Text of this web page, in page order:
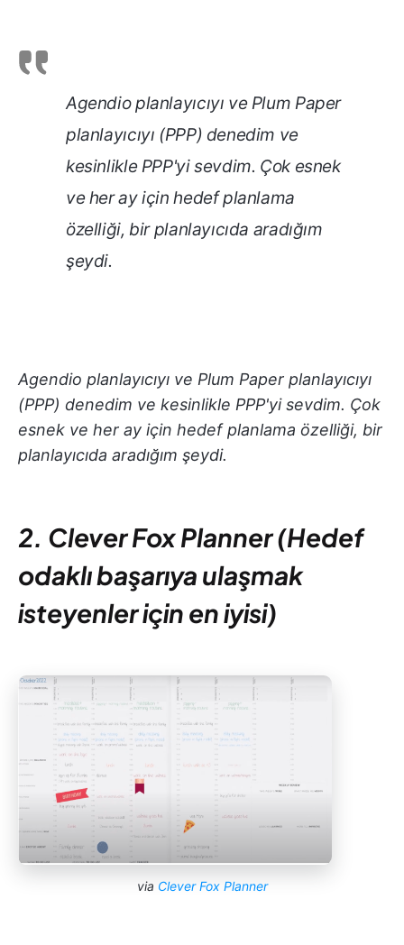
Agendio planlayıcıyı ve Plum Paper
planlayıcıyı (PPP) denedim ve
kesinlikle PPP'yi sevdim. Çok esnek
ve her ay için hedef planlama
özelliği, bir planlayıcıda aradığım
şeydi.
Agendio planlayıcıyı ve Plum Paper planlayıcıyı
(PPP) denedim ve kesinlikle PPP'yi sevdim. Çok
esnek ve her ay için hedef planlama özelliği, bir
planlayıcıda aradığım şeydi.
2. Clever Fox Planner (Hedef
odaklı başarıya ulaşmak
isteyenler için en iyisi)
via Clever Fox Planner